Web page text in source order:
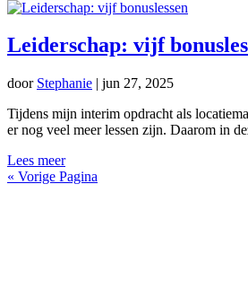
Leiderschap: vijf
door Stephanie | jun 27, 2025
Tijdens mijn interim opdracht als
er nog veel meer lessen zijn. Daarom in
Lees meer
« Vorige Pagina